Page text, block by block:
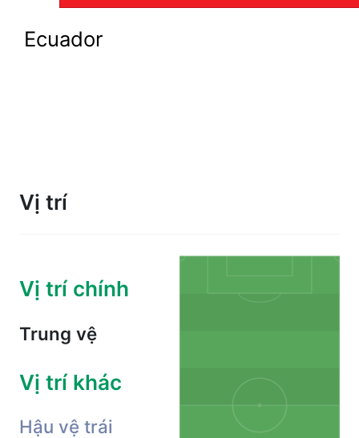
Ecuador
Vị trí
Vị trí chính
Trung vệ
Vị trí khác
Hậu vệ trái